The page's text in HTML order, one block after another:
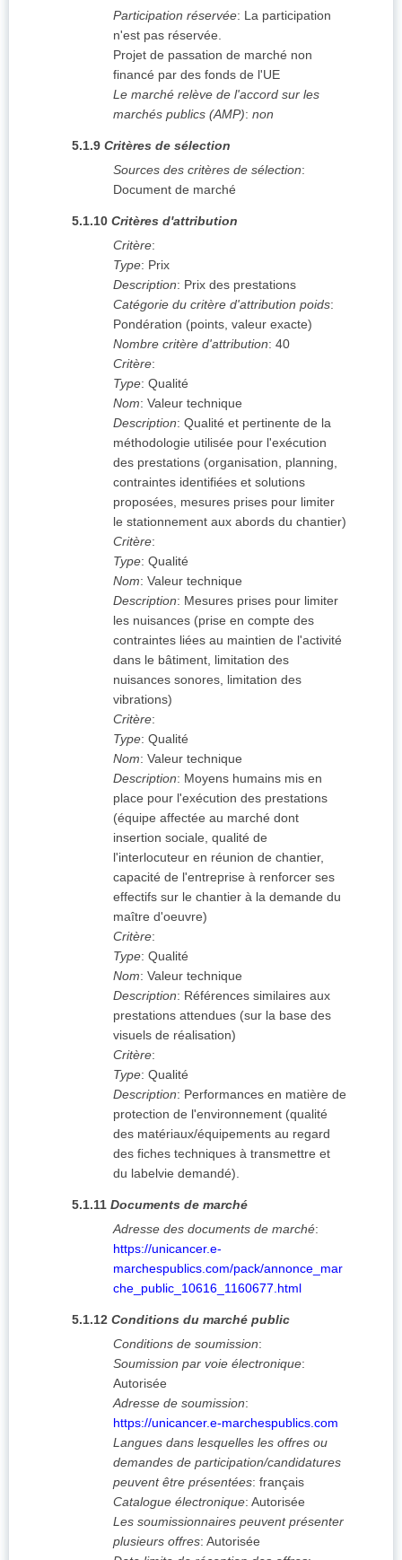
Participation réservée: La participation
n'est pas réservée.
Projet de passation de marché non
financé par des fonds de l'UE
Le marché relève de l'accord sur les
marchés publics (AMP): non
5.1.9 Critères de sélection
Sources des critères de sélection:
Document de marché
5.1.10 Critères d'attribution
Critère:
Type: Prix
Description: Prix des prestations
Catégorie du critère d'attribution poids:
Pondération (points, valeur exacte)
Nombre critère d'attribution: 40
Critère:
Type: Qualité
Nom: Valeur technique
Description: Qualité et pertinente de la
méthodologie utilisée pour l'exécution
des prestations (organisation, planning,
contraintes identifiées et solutions
proposées, mesures prises pour limiter
le stationnement aux abords du chantier)
Critère:
Type: Qualité
Nom: Valeur technique
Description: Mesures prises pour limiter
les nuisances (prise en compte des
contraintes liées au maintien de l'activité
dans le bâtiment, limitation des
nuisances sonores, limitation des
vibrations)
Critère:
Type: Qualité
Nom: Valeur technique
Description: Moyens humains mis en
place pour l'exécution des prestations
(équipe affectée au marché dont
insertion sociale, qualité de
l'interlocuteur en réunion de chantier,
capacité de l'entreprise à renforcer ses
effectifs sur le chantier à la demande du
maître d'oeuvre)
Critère:
Type: Qualité
Nom: Valeur technique
Description: Références similaires aux
prestations attendues (sur la base des
visuels de réalisation)
Critère:
Type: Qualité
Description: Performances en matière de
protection de l'environnement (qualité
des matériaux/équipements au regard
des fiches techniques à transmettre et
du labelvie demandé).
5.1.11 Documents de marché
Adresse des documents de marché:
https://unicancer.e-
marchespublics.com/pack/annonce_mar
che_public_10616_1160677.html
5.1.12 Conditions du marché public
Conditions de soumission:
Soumission par voie électronique:
Autorisée
Adresse de soumission:
https://unicancer.e-marchespublics.com
Langues dans lesquelles les offres ou
demandes de participation/candidatures
peuvent être présentées: français
Catalogue électronique: Autorisée
Les soumissionnaires peuvent présenter
plusieurs offres: Autorisée